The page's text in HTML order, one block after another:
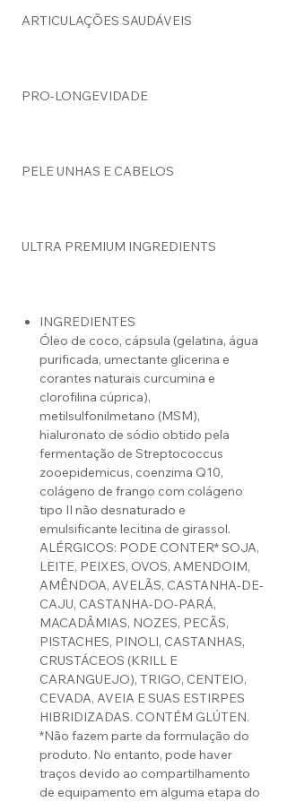
ARTICULAÇÕES SAUDÁVEIS
PRO-LONGEVIDADE
PELE UNHAS E CABELOS
ULTRA PREMIUM INGREDIENTS
INGREDIENTES
Óleo de coco, cápsula (gelatina, água
purificada, umectante glicerina e
corantes naturais curcumina e
clorofilina cúprica),
metilsulfonilmetano (MSM),
hialuronato de sódio obtido pela
fermentação de Streptococcus
zooepidemicus, coenzima Q10,
colágeno de frango com colágeno
tipo II não desnaturado e
emulsificante lecitina de girassol.
ALÉRGICOS: PODE CONTER* SOJA,
LEITE, PEIXES, OVOS, AMENDOIM,
AMÊNDOA, AVELÃS, CASTANHA-DE-
CAJU, CASTANHA-DO-PARÁ,
MACADÂMIAS, NOZES, PECÃS,
PISTACHES, PINOLI, CASTANHAS,
CRUSTÁCEOS (KRILL E
CARANGUEJO), TRIGO, CENTEIO,
CEVADA, AVEIA E SUAS ESTIRPES
HIBRIDIZADAS. CONTÉM GLÚTEN.
*Não fazem parte da formulação do
produto. No entanto, pode haver
traços devido ao compartilhamento
de equipamento em alguma etapa do